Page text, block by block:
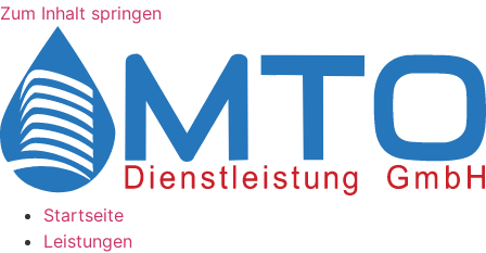
Zum Inhalt springen
Startseite
Leistungen